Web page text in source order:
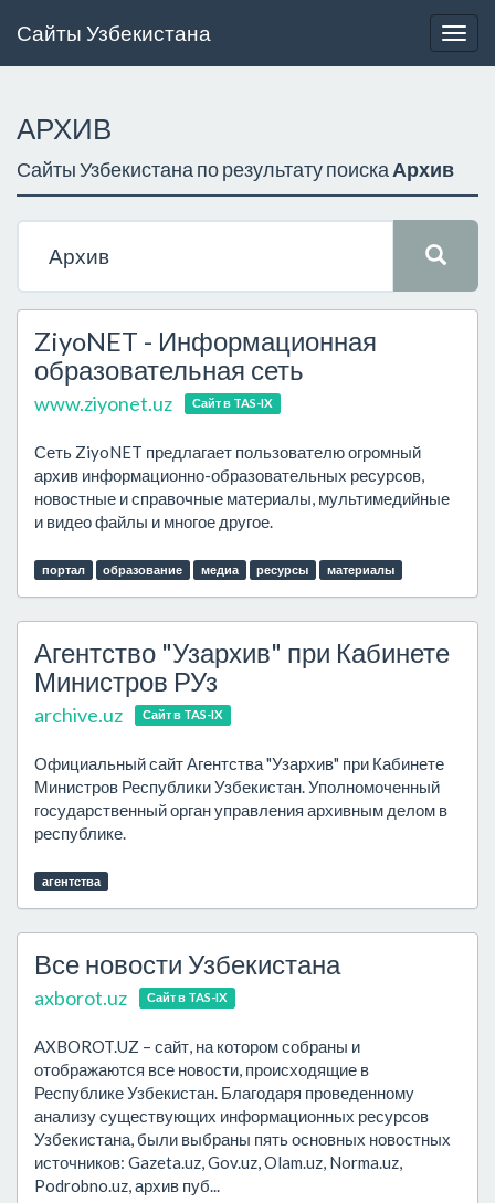
Сайты Узбекистана
АРХИВ
Сайты Узбекистана по результату поиска Архив
ZiyoNET - Информационная
образовательная сеть
www.ziyonet.uz Сайт в TAS-IX
Сеть ZiyoNET предлагает пользователю огромный
архив информационно-образовательных ресурсов,
новостные и справочные материалы, мультимедийные
и видео файлы и многое другое.
портал образование медиа ресурсы материалы
Агентство "Узархив" при Кабинете
Министров РУз
archive.uz Сайт в TAS-IX
Официальный сайт Агентства "Узархив" при Кабинете
Министров Республики Узбекистан. Уполномоченный
государственный орган управления архивным делом в
республике.
агентства
Все новости Узбекистана
axborot.uz Сайт в TAS-IX
AXBOROT.UZ – сайт, на котором собраны и
отображаются все новости, происходящие в
Республике Узбекистан. Благодаря проведенному
анализу существующих информационных ресурсов
Узбекистана, были выбраны пять основных новостных
источников: Gazeta.uz, Gov.uz, Olam.uz, Norma.uz,
Podrobno.uz, архив пуб...